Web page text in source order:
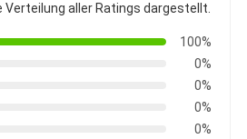
Verteilung aller Ratings dargestellt.
100%
0%
0%
0%
0%